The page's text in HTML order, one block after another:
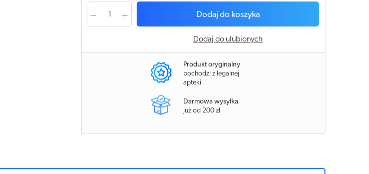
Dodaj do koszyka
Dodaj do ulubionych
Produkt oryginalny
pochodzi z legalnej
apteki
Darmowa wysyłka
już od 200 zł